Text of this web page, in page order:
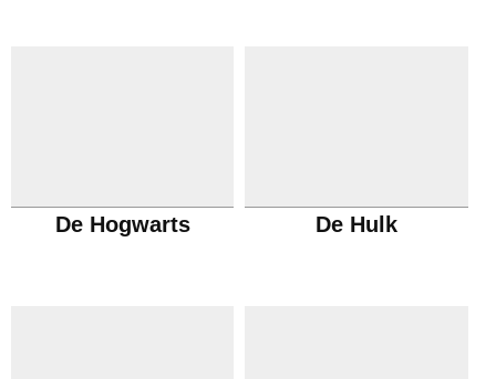
De Hogwarts De Hulk